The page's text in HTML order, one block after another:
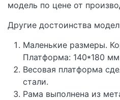
модель по цене от
Другие достоинства
Маленькие размеры.
Платформа: 140*180
Весовая платформа
стали.
Рама выполнена из